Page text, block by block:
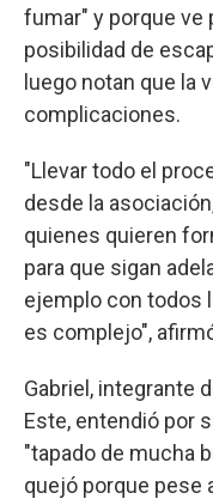
fumar" y porque ve
posibilidad de
luego notan que la
complicaciones.
"Llevar todo el
desde la
quienes quieren
para que sigan
ejemplo con todos
es complejo",
Gabriel, integrante
Este, entendió por
"tapado de mucha
quejó porque pese